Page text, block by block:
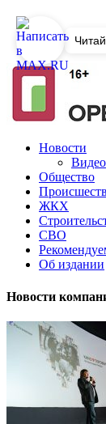
Новости
Видео
Общество
ЖКХ
СВО
Об издании
Новости